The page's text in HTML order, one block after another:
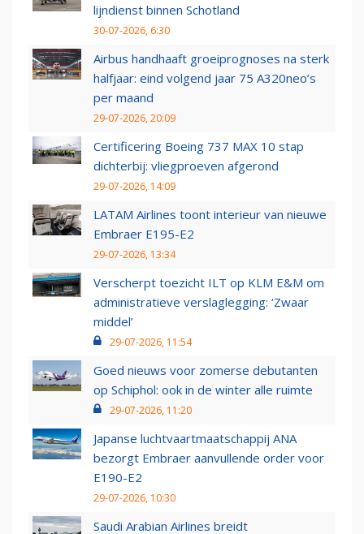
lijndienst binnen Schotland
30-07-2026, 6:30
Airbus handhaaft groeiprognoses na sterk
halfjaar: eind volgend jaar 75 A320neo’s
per maand
29-07-2026, 20:09
Certificering Boeing 737 MAX 10 stap
dichterbij: vliegproeven afgerond
29-07-2026, 14:09
LATAM Airlines toont interieur van nieuwe
Embraer E195-E2
29-07-2026, 13:34
Verscherpt toezicht ILT op KLM E&M om
administratieve verslaglegging: ‘Zwaar
middel’
29-07-2026, 11:54
Goed nieuws voor zomerse debutanten
op Schiphol: ook in de winter alle ruimte
29-07-2026, 11:20
Japanse luchtvaartmaatschappij ANA
bezorgt Embraer aanvullende order voor
E190-E2
29-07-2026, 10:30
Saudi Arabian Airlines breidt